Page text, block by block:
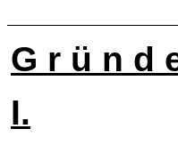
G r ü n d
I.